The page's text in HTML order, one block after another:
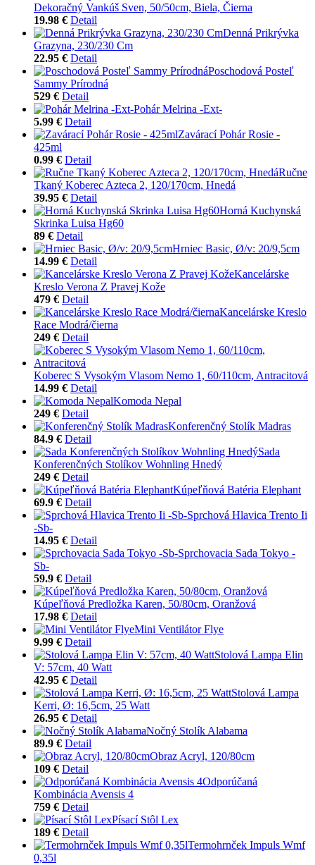
Dekoračný Vankúš Sven, 50/50cm, Biela, Čierna
19.98 € Detail
Denná Prikrývka
Grazyna, 230/230 Cm
22.95 € Detail
Poschodová Posteľ
Sammy Prírodná
529 € Detail
Pohár Melrina -Ext-
5.99 € Detail
Zavárací Pohár Rosie -
425ml
0.99 € Detail
Ručne
Tkaný Koberec Azteca 2, 120/170cm, Hnedá
39.95 € Detail
Horná Kuchynská
Skrinka Luisa Hg60
89 € Detail
Hrniec Basic, Ø/v: 20/9,5cm
14.99 € Detail
Kancelárske
Kreslo Verona Z Pravej Kože
479 € Detail
Kancelárske Kreslo
Race Modrá/čierna
249 € Detail
Koberec S Vysokým Vlasom Nemo 1, 60/110cm, Antracitová
14.99 € Detail
Komoda Nepal
249 € Detail
Konferenčný Stolík Madras
84.9 € Detail
Sada
Konferenčných Stolíkov Wohnling Hnedý
249 € Detail
Kúpeľňová Batéria Elephant
69.9 € Detail
Sprchová Hlavica Trento Ii
-Sb-
14.95 € Detail
Sprchovacia Sada Tokyo -
Sb-
59.9 € Detail
Kúpeľňová Predložka Karen, 50/80cm, Oranžová
17.98 € Detail
Mini Ventilátor Flye
9.99 € Detail
Stolová Lampa Elin
V: 57cm, 40 Watt
42.95 € Detail
Stolová Lampa
Kerri, Ø: 16,5cm, 25 Watt
26.95 € Detail
Nočný Stolík Alabama
89.9 € Detail
Obraz Acryl, 120/80cm
109 € Detail
Odporúčaná
Kombinácia Avensis 4
759 € Detail
Písací Stôl Lex
189 € Detail
Termohrnček Impuls Wmf
0,35l